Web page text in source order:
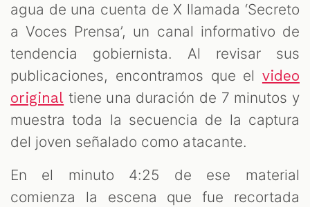
agua de una cuenta de X llamada ‘Secreto
a Voces Prensa’, un canal informativo de
tendencia gobiernista. Al revisar sus
publicaciones, encontramos que el video
original tiene una duración de 7 minutos y
muestra toda la secuencia de la captura
del joven señalado como atacante.
En el minuto 4:25 de ese material
comienza la escena que fue recortada